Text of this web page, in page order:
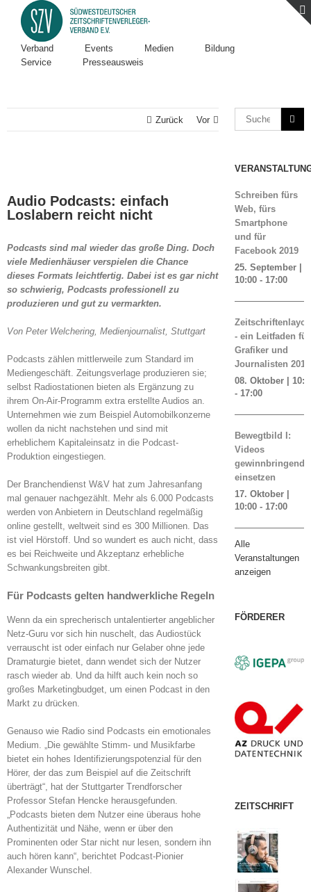
Verband Events Medien
Bildung
Service
Presseausweis
Zurück Vor
grösseres
Bild
Audio Podcasts: einfach
Loslabern reicht nicht
Podcasts sind mal wieder das große Ding. Doch
viele Medienhäuser verspielen die Chance
dieses Formats leichtfertig. Dabei ist es gar nicht
so schwierig, Podcasts professionell zu
produzieren und gut zu vermarkten.
Von Peter Welchering, Medienjournalist, Stuttgart
Podcasts zählen mittlerweile zum Standard im
Mediengeschäft. Zeitungsverlage produzieren sie;
selbst Radiostationen bieten als Ergänzung zu
ihrem On-Air-Programm extra erstellte Audios an.
Unternehmen wie zum Beispiel Automobilkonzerne
wollen da nicht nachstehen und sind mit
erheblichem Kapitaleinsatz in die Podcast-
Produktion eingestiegen.
Der Branchendienst W&V hat zum Jahresanfang
mal genauer nachgezählt. Mehr als 6.000 Podcasts
werden von Anbietern in Deutschland regelmäßig
online gestellt, weltweit sind es 300 Millionen. Das
ist viel Hörstoff. Und so wundert es auch nicht, dass
es bei Reichweite und Akzeptanz erhebliche
Schwankungsbreiten gibt.
Für Podcasts gelten handwerkliche Regeln
Wenn da ein sprecherisch untalentierter angeblicher
Netz-Guru vor sich hin nuschelt, das Audiostück
verrauscht ist oder einfach nur Gelaber ohne jede
Dramaturgie bietet, dann wendet sich der Nutzer
rasch wieder ab. Und da hilft auch kein noch so
großes Marketingbudget, um einen Podcast in den
Markt zu drücken.
Genauso wie Radio sind Podcasts ein emotionales
Medium. „Die gewählte Stimm- und Musikfarbe
bietet ein hohes Identifizierungspotenzial für den
Hörer, der das zum Beispiel auf die Zeitschrift
überträgt“, hat der Stuttgarter Trendforscher
Professor Stefan Hencke herausgefunden.
„Podcasts bieten dem Nutzer eine überaus hohe
Authentizität und Nähe, wenn er über den
Prominenten oder Star nicht nur lesen, sondern ihn
auch hören kann“, berichtet Podcast-Pionier
Alexander Wunschel.
Schreiben fürs
Web, fürs
Smartphone
und für
Facebook 2019
25. September |
10:00- 17:00
- ein Leitfaden für
Grafiker und
Journalisten 2019
08. Oktober |
- 17:00
Bewegtbild I:
Videos
gewinnbringend
einsetzen
17. Oktober |
10:00- 17:00
Alle
Veranstaltungen
anzeigen
FÖRDERER
ZEITSCHRIFT